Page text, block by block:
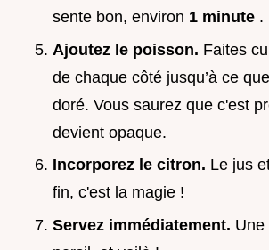
sente bon, environ 1 minute .
Ajoutez le poisson. Faites
de chaque côté jusqu’à ce
doré. Vous saurez que c'est
devient opaque.
Incorporez le citron. Le jus
fin, c'est la magie !
Servez immédiatement. Une